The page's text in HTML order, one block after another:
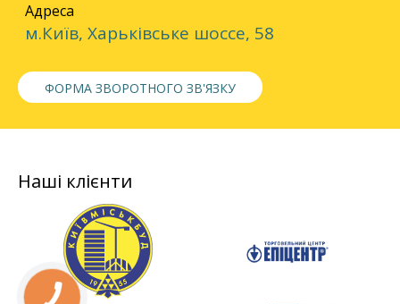
Адреса
м.Київ, Харьківське шоссе, 58
ФОРМА ЗВОРОТНОГО ЗВ'ЯЗКУ
Наші клієнти